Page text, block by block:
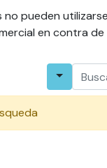
pueden
en contra